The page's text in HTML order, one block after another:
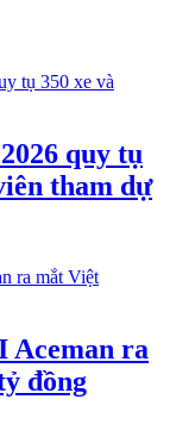
quy tụ
tham dự
Aceman ra
đồng